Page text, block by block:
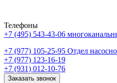
Телефоны
+7 (495) 543-43-06
+7 (977) 105-25-95 Отдел
+7 (977) 123-16-19
+7 (931) 012-10-76
Заказать звонок